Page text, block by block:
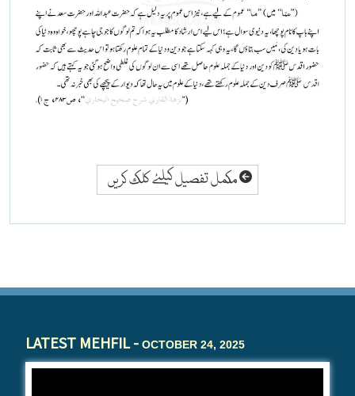
LATEST MEHFIL - OCTOBER 24, 2025